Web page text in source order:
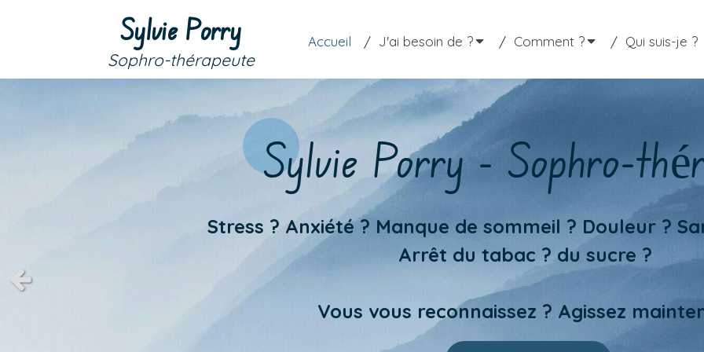
Accueil J'ai besoin de ? Comment ? Qui suis-je ?
Sylvie Porry
Sophro-thérapeute
Sylvie Porry - Sophro-
Stress ? Anxiété ? Manque de sommeil ? Douleur ?
Arrêt du tabac ? du sucre ?
Vous vous reconnaissez ? Agissez
Slide précédent